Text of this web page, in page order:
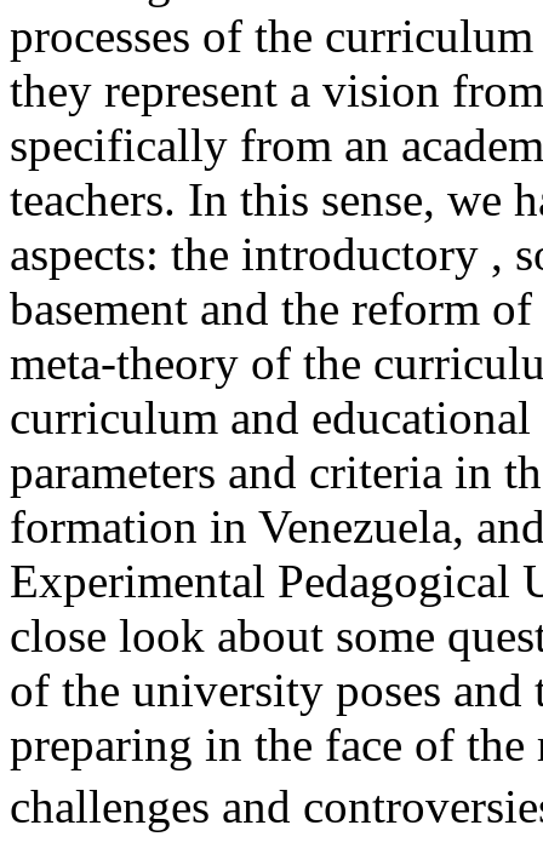
processes of the
they represent a vision
specifically from an
teachers. In this sense, we
aspects: the introductory ,
basement and the reform
meta-theory of the
curriculum and
parameters and criteria in
formation in Venezuela,
Experimental Pedagogical
close look about some
of the university poses
preparing in the face of the
challenges and